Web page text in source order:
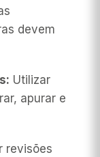
devem
Utilizar
apurar e
revisões